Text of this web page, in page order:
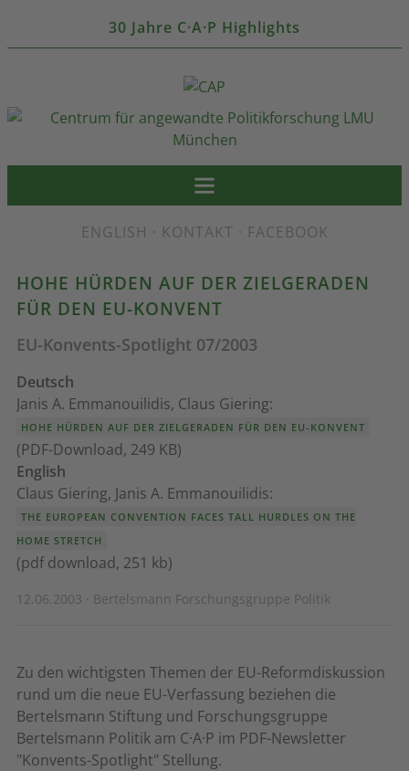
30 Jahre C·A·P Highlights
ENGLISH · KONTAKT · FACEBOOK
HOHE HÜRDEN AUF DER ZIELGERADEN
FÜR DEN EU-KONVENT
EU-Konvents-Spotlight 07/2003
Deutsch
Janis A. Emmanouilidis, Claus Giering:
HOHE HÜRDEN AUF DER ZIELGERADEN FÜR DEN EU-KONVENT
(PDF-Download, 249 KB)
English
Claus Giering, Janis A. Emmanouilidis:
THE EUROPEAN CONVENTION FACES TALL HURDLES ON THE
HOME STRETCH
(pdf download, 251 kb)
12.06.2003 · Bertelsmann Forschungsgruppe Politik
Zu den wichtigsten Themen der EU-Reformdiskussion
rund um die neue EU-Verfassung beziehen die
Bertelsmann Stiftung und Forschungsgruppe
Bertelsmann Politik am C·A·P im PDF-Newsletter
"Konvents-Spotlight" Stellung.